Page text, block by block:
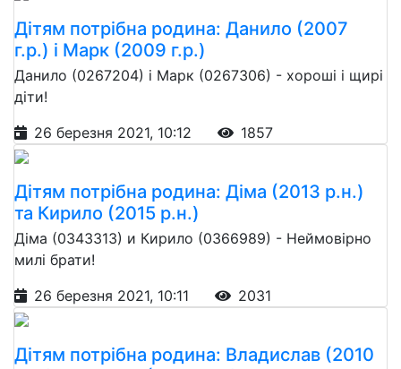
Дітям потрібна родина: Данило (2007
г.р.) і Марк (2009 г.р.)
Данило (0267204) і Марк (0267306) - хороші і щирі
діти!
26 березня 2021, 10:12
1857
Дітям потрібна родина: Діма (2013 р.н.)
та Кирило (2015 р.н.)
Діма (0343313) и Кирило (0366989) - Неймовірно
милі брати!
26 березня 2021, 10:11
2031
Дітям потрібна родина: Владислав (2010